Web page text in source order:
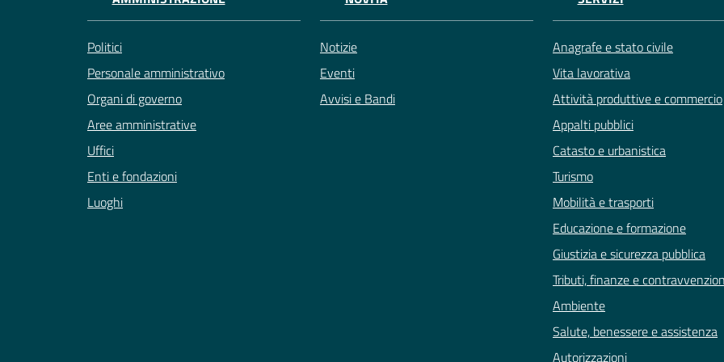
Politici
Personale amministrativo
Organi di governo
Aree amministrative
Uffici
Enti e fondazioni
Luoghi
Notizie
Eventi
Avvisi e Bandi
Anagrafe e stato civile
Vita lavorativa
Attività produttive e commercio
Appalti pubblici
Catasto e urbanistica
Turismo
Mobilità e trasporti
Educazione e formazione
Giustizia e sicurezza pubblica
Tributi, finanze e
Ambiente
Salute, benessere e assistenza
Autorizzazioni